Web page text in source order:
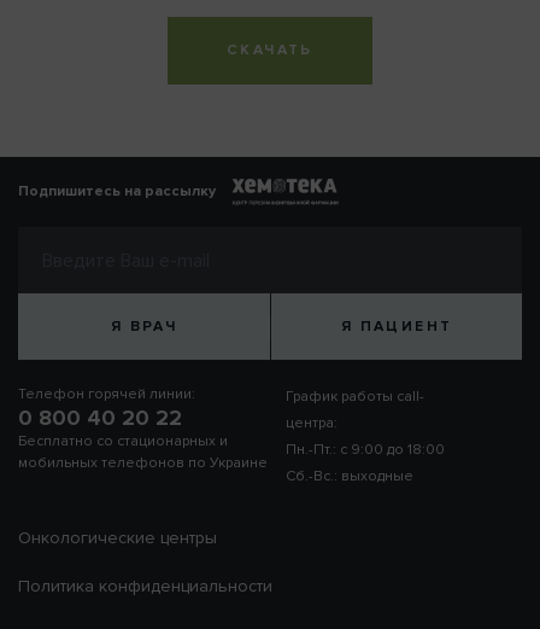
СКАЧАТЬ
Подпишитесь на рассылку
Я ВРАЧ Я ПАЦИЕНТ
Телефон горячей линии:
0 800 40 20 22
Бесплатно со стационарных и
мобильных телефонов по Украине
График работы call-
центра:
Пн.-Пт.: с 9:00 до 18:00
Сб.-Вс.: выходные
Онкологические центры
Политика конфиденциальности